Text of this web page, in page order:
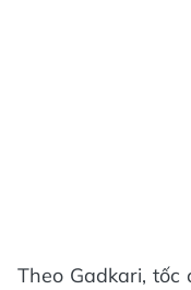
Theo Gadkari,